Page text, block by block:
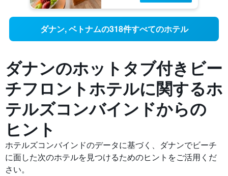
ダナン, ベトナムの318件すべてのホテル
ダナンのホットタブ付きビー
チフロントホテルに関するホ
テルズコンバインドからの
ヒント
ホテルズコンバインドのデータに基づく、ダナン​でビーチ
に面した次のホテルを見つけるためのヒントをご活用くだ
さい。